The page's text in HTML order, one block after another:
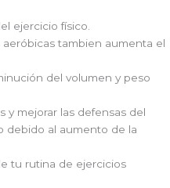
ejercicio físico.
tambien aumenta el
del volumen y peso
y mejorar las defensas del
debido al aumento de la
tu rutina de ejercicios